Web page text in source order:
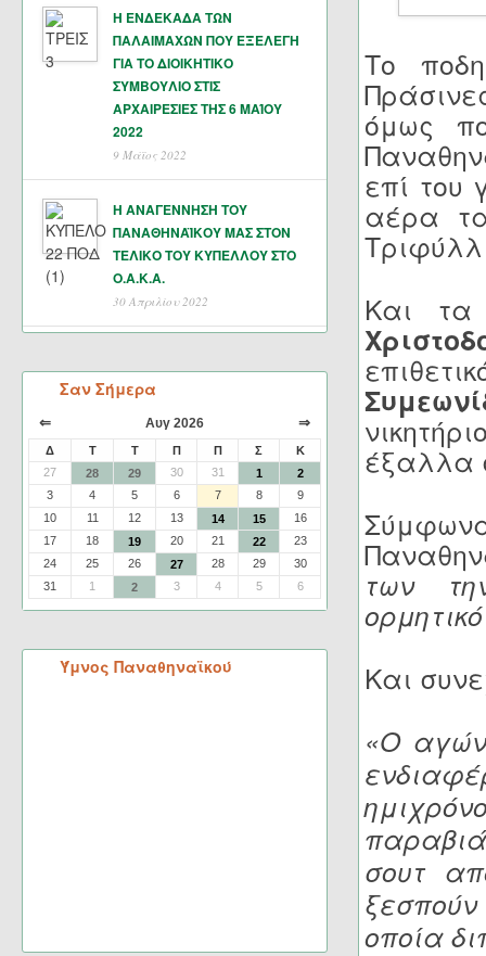
Η ΕΝΔΕΚΑΔΑ ΤΩΝ
ΠΑΛΑΙΜΑΧΩΝ ΠΟΥ ΕΞΕΛΕΓΗ
ΓΙΑ ΤΟ ΔΙΟΙΚΗΤΙΚΟ
ΣΥΜΒΟΥΛΙΟ ΣΤΙΣ
ΑΡΧΑΙΡΕΣΙΕΣ ΤΗΣ 6 ΜΑΊΟΥ
2022
9 Μάϊος 2022
Η ΑΝΑΓΕΝΝΗΣΗ ΤΟΥ
ΠΑΝΑΘΗΝΑΪΚΟΥ ΜΑΣ ΣΤΟΝ
ΤΕΛΙΚΟ ΤΟΥ ΚΥΠΕΛΛΟΥ ΣΤΟ
Ο.Α.Κ.Α.
30 Απριλίου 2022
Σαν Σήμερα
⇐ Αυγ 2026 ⇒
Δ Τ Τ Π Π Σ
Κ
27
28 29 30 31 1
2
3
4 5 6 7 8
9
10
11 12 13 14 15
16
17
18 19 20 21 22
23
24
25 26 27 28 29
30
31
1 2 3 4 5 6
Ύμνος Παναθηναϊκού
Το
όμως
επί του
αέρα
Και
έξαλλα
των
Και
«Ο αγών
σουτ
οποία